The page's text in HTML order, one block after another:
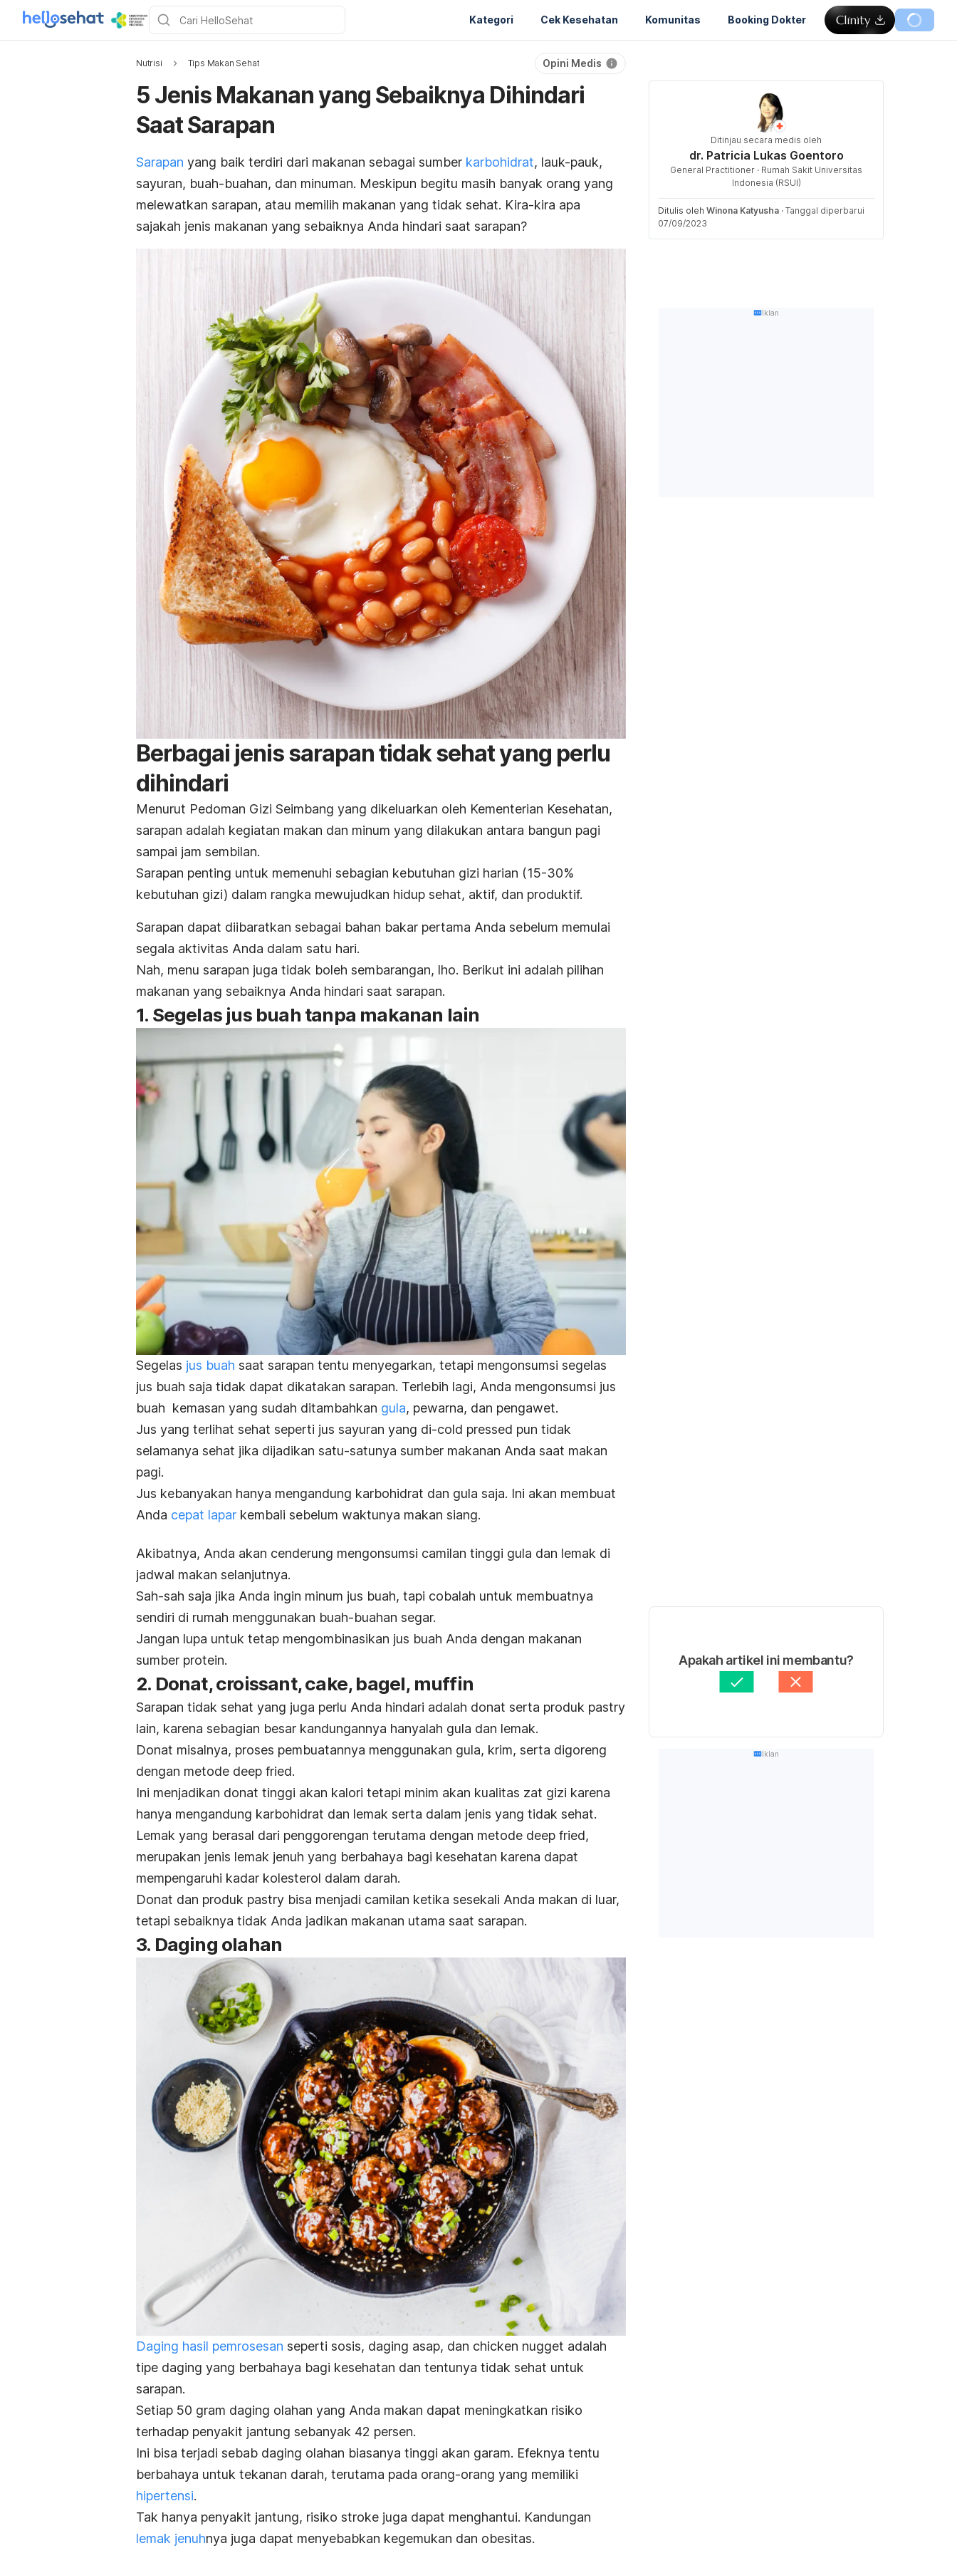
Kategori Cek Kesehatan Komunitas Booking Dokter
Nutrisi Tips Makan Sehat Opini Medis
5 Jenis Makanan yang Sebaiknya Dihindari
Saat Sarapan
Sarapan yang baik terdiri dari makanan sebagai sumber karbohidrat, lauk-pauk,
sayuran, buah-buahan, dan minuman. Meskipun begitu masih banyak orang yang
melewatkan sarapan, atau memilih makanan yang tidak sehat. Kira-kira apa
sajakah jenis makanan yang sebaiknya Anda hindari saat sarapan?
Berbagai jenis sarapan tidak sehat yang perlu
dihindari
Menurut Pedoman Gizi Seimbang yang dikeluarkan oleh Kementerian Kesehatan,
sarapan adalah kegiatan makan dan minum yang dilakukan antara bangun pagi
sampai jam sembilan.
Sarapan penting untuk memenuhi sebagian kebutuhan gizi harian (15-30%
kebutuhan gizi) dalam rangka mewujudkan hidup sehat, aktif, dan produktif.
Sarapan dapat diibaratkan sebagai bahan bakar pertama Anda sebelum memulai
segala aktivitas Anda dalam satu hari.
Nah, menu sarapan juga tidak boleh sembarangan, lho. Berikut ini adalah pilihan
makanan yang sebaiknya Anda hindari saat sarapan.
1. Segelas jus buah tanpa makanan lain
Segelas jus buah saat sarapan tentu menyegarkan, tetapi mengonsumsi segelas
jus buah saja tidak dapat dikatakan sarapan. Terlebih lagi, Anda mengonsumsi jus
buah kemasan yang sudah ditambahkan gula, pewarna, dan pengawet.
Jus yang terlihat sehat seperti jus sayuran yang di-cold pressed pun tidak
selamanya sehat jika dijadikan satu-satunya sumber makanan Anda saat makan
pagi.
Jus kebanyakan hanya mengandung karbohidrat dan gula saja. Ini akan membuat
Anda cepat lapar kembali sebelum waktunya makan siang.
Akibatnya, Anda akan cenderung mengonsumsi camilan tinggi gula dan lemak di
jadwal makan selanjutnya.
Sah-sah saja jika Anda ingin minum jus buah, tapi cobalah untuk membuatnya
sendiri di rumah menggunakan buah-buahan segar.
Jangan lupa untuk tetap mengombinasikan jus buah Anda dengan makanan
sumber protein.
2. Donat, croissant, cake, bagel, muffin
Sarapan tidak sehat yang juga perlu Anda hindari adalah donat serta produk pastry
lain, karena sebagian besar kandungannya hanyalah gula dan lemak.
Donat misalnya, proses pembuatannya menggunakan gula, krim, serta digoreng
dengan metode deep fried.
Ini menjadikan donat tinggi akan kalori tetapi minim akan kualitas zat gizi karena
hanya mengandung karbohidrat dan lemak serta dalam jenis yang tidak sehat.
Lemak yang berasal dari penggorengan terutama dengan metode deep fried,
merupakan jenis lemak jenuh yang berbahaya bagi kesehatan karena dapat
mempengaruhi kadar kolesterol dalam darah.
Donat dan produk pastry bisa menjadi camilan ketika sesekali Anda makan di luar,
tetapi sebaiknya tidak Anda jadikan makanan utama saat sarapan.
3. Daging olahan
Daging hasil pemrosesan seperti sosis, daging asap, dan chicken nugget adalah
tipe daging yang berbahaya bagi kesehatan dan tentunya tidak sehat untuk
sarapan.
Setiap 50 gram daging olahan yang Anda makan dapat meningkatkan risiko
terhadap penyakit jantung sebanyak 42 persen.
Ini bisa terjadi sebab daging olahan biasanya tinggi akan garam. Efeknya tentu
berbahaya untuk tekanan darah, terutama pada orang-orang yang memiliki
hipertensi.
Tak hanya penyakit jantung, risiko stroke juga dapat menghantui. Kandungan
lemak jenuhnya juga dapat menyebabkan kegemukan dan obesitas.
Ditinjau secara medis oleh
dr. Patricia Lukas Goentoro
General Practitioner · Rumah Sakit Universitas
Indonesia (RSUI)
Ditulis oleh Winona Katyusha · Tanggal diperbarui
07/09/2023
Iklan
Apakah artikel ini membantu?
Iklan